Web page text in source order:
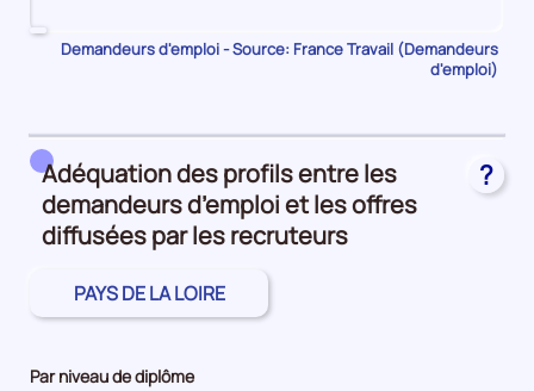
Pour
de
2023,
le
nombre
demandeurs
d'emploi
catégorie
Demandeurs d'emploi - Source: France Travail (Demandeurs
d'emploi)
Adéquation des profils entre les
demandeurs d’emploi et les offres
diffusées par les recruteurs
?
PAYS DE LA LOIRE
Par niveau de diplôme